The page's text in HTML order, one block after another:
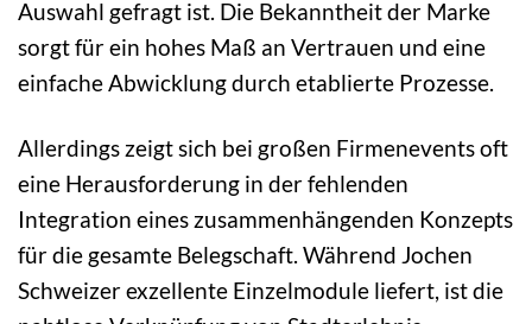
Auswahl gefragt ist. Die Bekanntheit der Marke
sorgt für ein hohes Maß an Vertrauen und eine
einfache Abwicklung durch etablierte Prozesse.
Allerdings zeigt sich bei großen Firmenevents oft
eine Herausforderung in der fehlenden
Integration eines zusammenhängenden Konzepts
für die gesamte Belegschaft. Während Jochen
Schweizer exzellente Einzelmodule liefert, ist die